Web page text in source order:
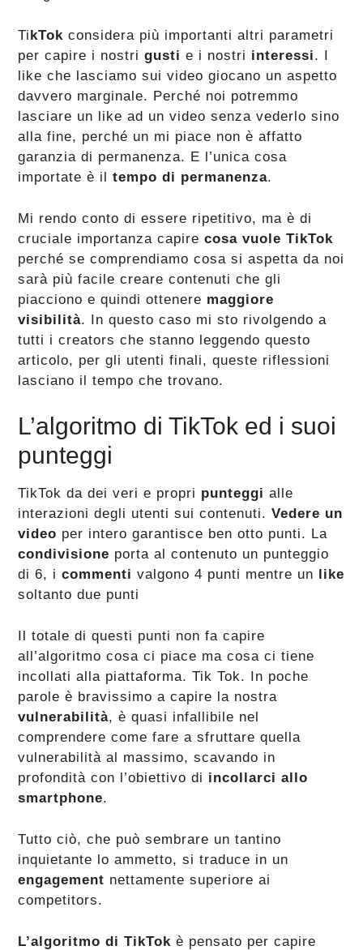
TikTok considera più importanti altri parametri
per capire i nostrigusti e i nostri interessi. I
like che lasciamo sui video giocano un aspetto
davvero marginale. Perché noi potremmo
lasciare un like ad un video senza vederlo sino
alla fine, perché un mi piace non è affatto
garanzia di permanenza. E l’unica cosa
importate è iltempo di permanenza.
Mi rendo conto di essere ripetitivo, ma è di
cruciale importanza capirecosa vuole TikTok
perché se comprendiamo cosa si aspetta da noi
sarà più facile creare contenuti che gli
piacciono e quindi ottenere maggiore
visibilità. In questo caso mi sto rivolgendo a
tutti i creators che stanno leggendo questo
articolo, per gli utenti finali, queste riflessioni
lasciano il tempo che trovano.
L’algoritmo di TikTok ed i suoi
punteggi
TikTok da dei veri e propri punteggi alle
interazioni degli utenti sui contenuti.Vedere un
video per intero garantisce ben otto punti. La
condivisione porta al contenuto un punteggio
di 6, icommenti valgono 4 punti mentre un like
soltanto due punti
Il totale di questi punti non fa capire
all’algoritmo cosa ci piace ma cosa ci tiene
incollati alla piattaforma. Tik Tok. In poche
parole è bravissimo a capire la nostra
vulnerabilità, è quasi infallibile nel
comprendere come fare a sfruttare quella
vulnerabilità al massimo, scavando in
profondità con l’obiettivo di incollarci allo
smartphone.
Tutto ciò, che può sembrare un tantino
inquietante lo ammetto, si traduce in un
engagement nettamente superiore ai
competitors.
L’algoritmo di TikTok è pensato per capire